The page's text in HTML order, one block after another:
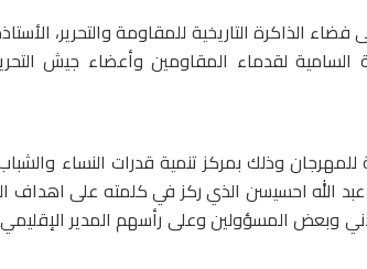
الذاكرة التاريخية للمقاومة والتحرير،
لقدماء المقاومين وأعضاء جيش
وذلك بمركز تنمية قدرات النساء والشباب
الله احسيسن الذي ركز في كلمته على اهداف
وبعض المسؤولين وعلى رأسهم المدير